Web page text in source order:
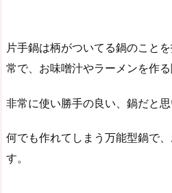
片手鍋は柄がついてる鍋のこと
常で、お味噌汁やラーメンを作る
非常に使い勝手の良い、鍋だと思
何でも作れてしまう万能型鍋で
す。